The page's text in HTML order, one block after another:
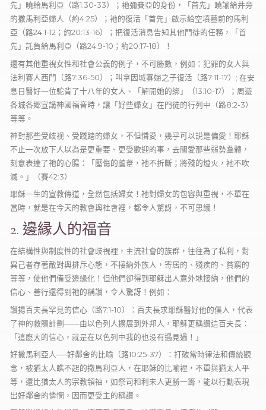
先」曉給馬利亞（路1:30-33）；衪彌賽亞的身份，「首先」䁱諭給井旁
的撒馬利亞婦人（約4:25）；衪的復活「首先」啟示給空墳墓前的馬利
亞（路24:1-12；約20:13-16）；把復活消息告知其他門徒的任務，「首
先」託負給馬利亞（路24:9-10；約20:17-18）！
還有其他重視女性和社會公義的例子，不可勝數，例如：犯罪的女人與
法利賽人西門（路7:36-50）；叫拿因城寡婦之子復活（路7:11-17）; 在安
息日醫好一位駝背了十八年的女人、「解開她的綁」（13:10-17）；周遊
各城各郷宣講神國福音時，讓「好些婦女」在門徒的行列中（路8:2-3）
等等。
神對那些受歧视、受踐踏的婦女，不但憐愛，幾乎可以説是偏愛！耶穌
不止一次放下人以為是更重要、更受歡迎的事，去關愛那些弱勢羣體，
刻意表達了祂的心腸：「壓傷的蘆葦，祂不折斷；將殘的燈火，衪不吹
滅。」（賽42:3）
耶穌一生的宣教傳道，全然包括婦女！祂對婦女的包容與重視，不單在
當時，就是在今天的教會與社會裡，都令人驚訝，不可思議！
2. 邊縁人的福音
在結構性與制度性的社會歧視裡，主流社會的族群，往往為了私利，對
異己者存著敵對與排斥心態，不接納外族人，寄居的、殘疾的、貧窮的
等等，使他們備受邊緣化！但他們卻得到耶穌出人意外地接納，他們的
信心、善行還得到祂的稱讚，令人驚訝！例如：
讚揚百夫長罕見的信心（路7:1-10）：百夫長求耶穌醫好他的僕人，代表
了神的救贖計劃——由以色列人擴展到外邦人，耶穌更稱讚這百夫長：
「這麽大的信心，就是在以色列中我的也没有遇見過！」
好撒馬利亞人──好鄰舍的比喻（路10:25-37）：打破當時律法和傳統觀
念，被猶太人瞧不起的撒馬利亞人，在耶穌的比喻裡，不單與猶太人平
等，還比猶太人的宗教領䄂，如祭司和利未人更勝一籌，能以行動表現
出好鄰舍的憐憫，因而更受主的稱讚。